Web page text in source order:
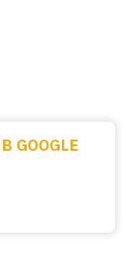
GOOGLE